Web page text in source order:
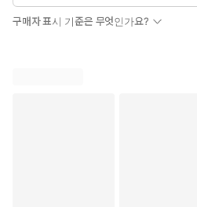
구매자 표시 기준은 무엇인가요?